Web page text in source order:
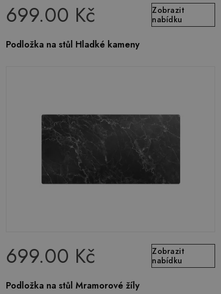
699.00 Kč
Zobrazit
nabídku
Podložka na stůl Hladké kameny
699.00 Kč
Zobrazit
nabídku
Podložka na stůl Mramorové žíly